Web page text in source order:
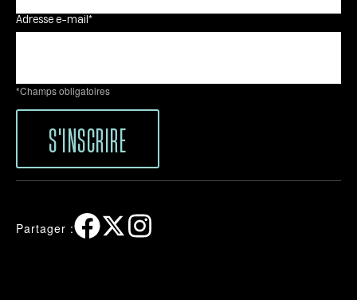
Adresse e-mail*
*Champs obligatoires
S'INSCRIRE
Partager :